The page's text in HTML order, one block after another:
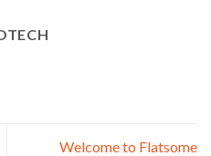
Welcome to Flatsome